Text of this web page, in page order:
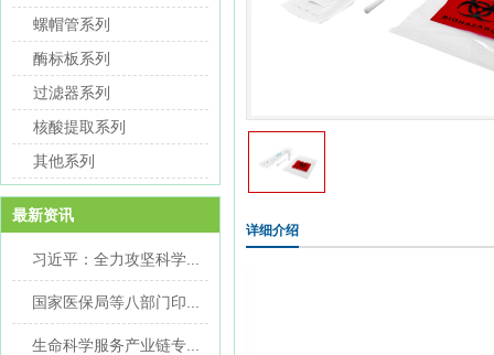
螺帽管系列
酶标板系列
过滤器系列
核酸提取系列
其他系列
最新资讯
习近平：全力攻坚科学...
国家医保局等八部门印...
生命科学服务产业链专...
详细介绍